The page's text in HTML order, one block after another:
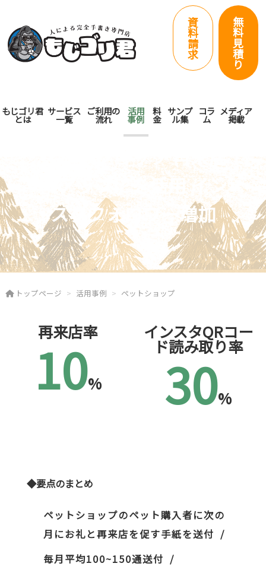
資
料
請
求
無
料
見
積
り
もじゴリ君
とは
サービス
一覧
ご利用の
流れ
活用
事例
料
金
サンプ
ル集
コラ
ム
メディア
掲載
ペットショップ 再来店
率アップにを活用 イン
スタフォロワー増加
トップページ 活用事例 ペットショップ
再来店率
10%
インスタQRコー
ド読み取り率
30%
◆要点のまとめ
ペットショップのペット購入者に次の
月にお礼と再来店を促す手紙を送付
毎月平均100~150通送付